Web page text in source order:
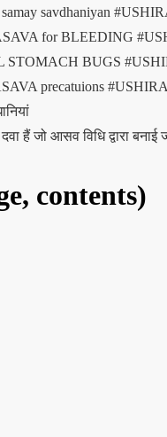
savdhaniyan
for BLEEDING
STOMACH BUGS
precatuions
हैं जो आसव विधि द्वारा
contents)